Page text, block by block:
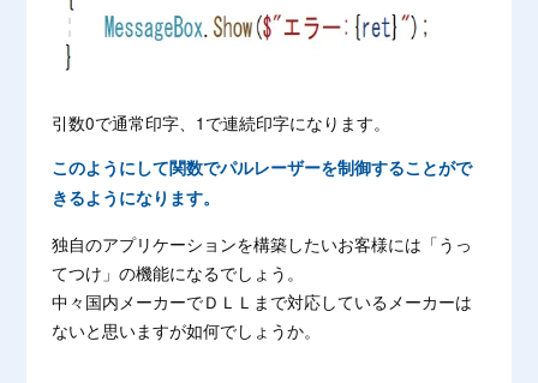
引数0で通常印字、1で連続印字になります。
このようにして関数でパルレーザーを制御することがで
きるようになります。
独自のアプリケーションを構築したいお客様には「うっ
てつけ」の機能になるでしょう。
中々国内メーカーでＤＬＬまで対応しているメーカーは
ないと思いますが如何でしょうか。